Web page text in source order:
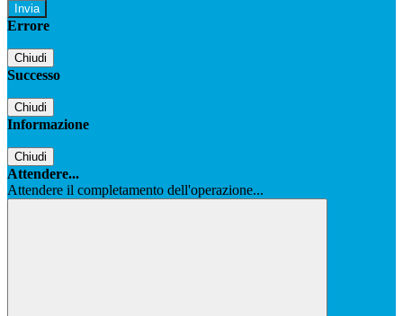
Errore
Chiudi
Successo
Chiudi
Informazione
Chiudi
Attendere...
Attendere il completamento dell'operazione...